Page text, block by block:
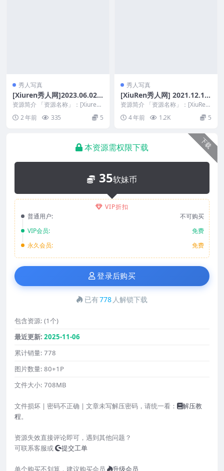
秀人写真
[Xiuren秀人网]2023.06.02
NO.6847 程程程-[83+1P／7
07MB]
资源简介 「资源名称」：[Xiuren
2 年前 335 5
秀人写真
[XiuRen秀人网] 2021.12.10
No.4327 周于希Sandy 制服
诱惑 [80+1P 701M]
资源简介 「资源名称」：[XiuRen
4 年前 1.2K 5
下载
本资源需权限下载
35软妹币
VIP折扣
普通用户:
不可购买
VIP会员:
免费
永久会员:
免费
登录后购买
已有778 人解锁下载
包含资源: (1个)
最近更新: 2025-11-06
累计销量: 778
图片数量: 80+1P
文件大小: 708MB
文件损坏 | 密码不正确 | 文章未写解压密码，请统一看：
解压教
程。
资源失效直接评论即可，遇到其他问题？
可联系客服或
提交工单
单个购买不划算，建议购买会员 升级会员